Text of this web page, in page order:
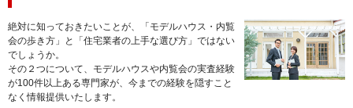
絶対に知っておきたいことが、「モデルハウス・内覧
会の歩き方」と「住宅業者の上手な選び方」ではない
でしょうか。
その２つについて、モデルハウスや内覧会の実査経験
が100件以上ある専門家が、今までの経験を隠すこと
なく情報提供いたします。